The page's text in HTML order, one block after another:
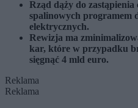
Rząd dąży do zastąpienia
spalinowych programem
elektrycznych.
Rewizja ma
kar, które w przypadku
sięgnąć 4 mld euro.
Reklama
Reklama